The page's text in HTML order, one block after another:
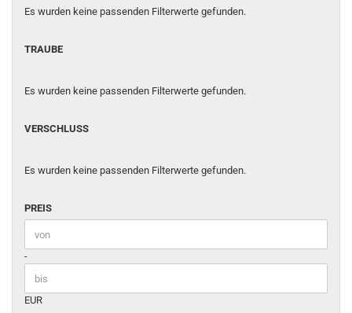
Es wurden keine passenden Filterwerte gefunden.
TRAUBE
TRAUBE
Es wurden keine passenden Filterwerte gefunden.
VERSCHLUSS
VERSCHLUSS
Es wurden keine passenden Filterwerte gefunden.
PREIS
PREIS
Preis bis
-
EUR